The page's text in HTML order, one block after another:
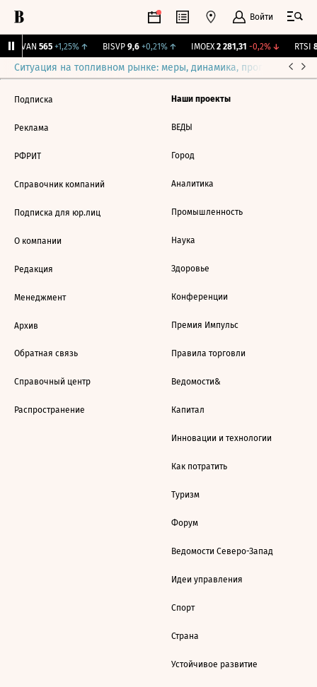
Войти
AVAN 565 +1,25%↑ BISVP 9,6 +0,21%↑ IMOEX 2 281,31 -0,2%↓ RTSI
Ситуация на топливном рынке: меры, динамика, прогнозы
Подписка
Реклама
РФРИТ
Справочник компаний
Подписка для юр.лиц
О компании
Редакция
Менеджмент
Архив
Обратная связь
Справочный центр
Распространение
Наши проекты
ВЕДЫ
Город
Аналитика
Промышленность
Наука
Здоровье
Конференции
Премия Импульс
Правила торговли
Ведомости&
Капитал
Инновации и технологии
Как потратить
Туризм
Форум
Ведомости Северо-Запад
Идеи управления
Спорт
Страна
Устойчивое развитие